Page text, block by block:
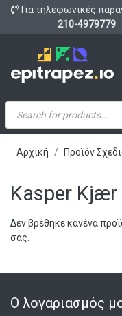
Για τηλεφωνικές
210-4979779
Products
search
Αρχική Προϊόν
Kasper
Δεν βρέθηκε κανένα
σας.
Ο λογαριασμός